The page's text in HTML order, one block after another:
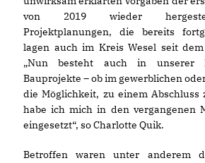
von 2019 wieder
Projektplanungen, die bereits
lagen auch im Kreis Wesel seit dem
Nun besteht auch in unserer
Bauprojekte – ob im gewerblichen
die Möglichkeit, zu einem Abschluss
habe ich mich in den vergangenen
eingesetzt“, so Charlotte Quik.
Betroffen waren unter anderem